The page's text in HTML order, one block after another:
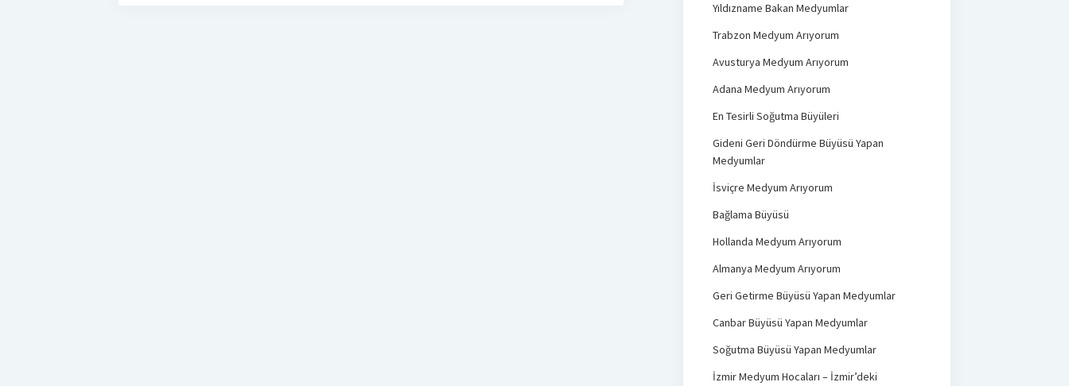
Yıldızname Bakan Medyumlar
Trabzon Medyum Arıyorum
Avusturya Medyum Arıyorum
Adana Medyum Arıyorum
En Tesirli Soğutma Büyüleri
Gideni Geri Döndürme Büyüsü Yapan
Medyumlar
İsviçre Medyum Arıyorum
Bağlama Büyüsü
Hollanda Medyum Arıyorum
Almanya Medyum Arıyorum
Geri Getirme Büyüsü Yapan Medyumlar
Canbar Büyüsü Yapan Medyumlar
Soğutma Büyüsü Yapan Medyumlar
İzmir Medyum Hocaları – İzmir’deki